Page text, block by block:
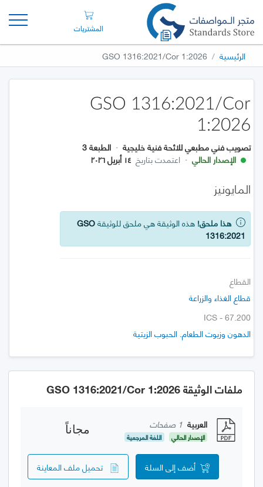
المشتريات
الرئيسية GSO 1316:2021/Cor 1:2026
GSO 1316:2021/Cor
1:2026
تصويب فني مطبعي للائحة فنية خليجية · الطبعة 3
الإصدار الحالي · اعتمدت بتاريخ ١٤ أبريل ٢٠٢٦
المايونيز
هذا ملحق! هذه الوثيقة هي ملحق للوثيقةGSO
1316:2021
القطاع
قطاع الغذاء والزراعة
ICS - 67.200
الدهون وزيوت الطعام. الحبوب الزيتية
ملفات الوثيقة GSO 1316:2021/Cor 1:2026
العربية 1 صفحات
الإصدار الحالي اللغة المرجعية
مجاناً
أضف إلى السلة تحميل ملف المعاينة